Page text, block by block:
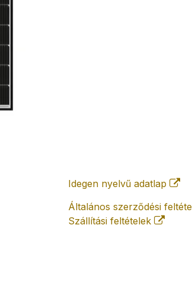
Idegen nyelvű adatlap
Általános szerződési
Szállítási feltételek